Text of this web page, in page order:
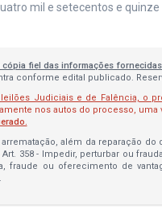
mil e setecentos e quinze
fiel das informações
conforme edital publicado.
Judiciais e de Falência, o
nos autos do processo, uma
além da reparação
358 - Impedir, perturbar ou
fraude ou oferecimento de